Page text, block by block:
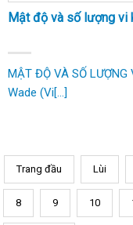
Mật độ và số lượng vi
MẬT ĐỘ VÀ SỐ LƯỢNG
Wade (Vi[...]
Trang đầu Lùi
8 9 10